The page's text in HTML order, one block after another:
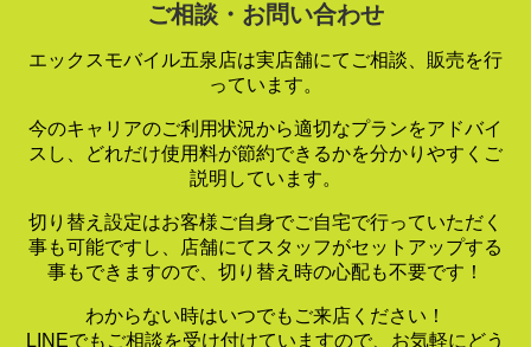
ご相談・お問い合わせ
エックスモバイル五泉店は実店舗にてご相談、販売を行
っています。
今のキャリアのご利用状況から適切なプランをアドバイ
スし、
どれだけ使用料が節約できるかを分かりやすくご
説明しています。
切り替え設定はお客様ご自身でご自宅で行っていただく
事も可能ですし、
店舗にてスタッフがセットアップする
事もできますので、 切り替え時の心配も不要です！
わからない時はいつでもご来店ください！
LINEでもご相談を受け付けていますので、お気軽にどう